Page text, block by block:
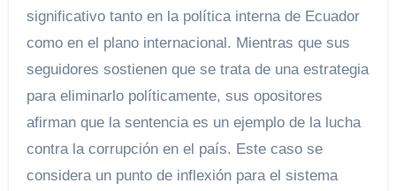
significativo tanto en la política interna de Ecuador
como en el plano internacional. Mientras que sus
seguidores sostienen que se trata de una estrategia
para eliminarlo políticamente, sus opositores
afirman que la sentencia es un ejemplo de la lucha
contra la corrupción en el país. Este caso se
considera un punto de inflexión para el sistema